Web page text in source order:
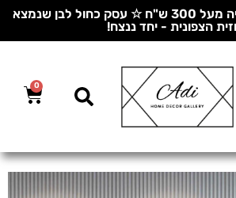
☆ משלוח חינם בקנייה מעל 300 ש"ח ☆ עסק כחול לבן שנמצא
הצפונית - יחד ננצח!
0